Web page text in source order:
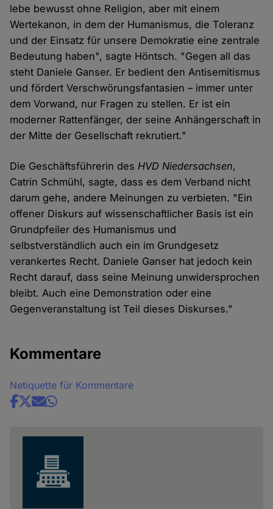
lebe bewusst ohne Religion, aber mit einem
Wertekanon, in dem der Humanismus, die Toleranz
und der Einsatz für unsere Demokratie eine zentrale
Bedeutung haben", sagte Höntsch. "Gegen all das
steht Daniele Ganser. Er bedient den Antisemitismus
und fördert Verschwörungsfantasien – immer unter
dem Vorwand, nur Fragen zu stellen. Er ist ein
moderner Rattenfänger, der seine Anhängerschaft in
der Mitte der Gesellschaft rekrutiert."
Die Geschäftsführerin desHVD Niedersachsen,
Catrin Schmühl, sagte, dass es dem Verband nicht
darum gehe, andere Meinungen zu verbieten. "Ein
offener Diskurs auf wissenschaftlicher Basis ist ein
Grundpfeiler des Humanismus und
selbstverständlich auch ein im Grundgesetz
verankertes Recht. Daniele Ganser hat jedoch kein
Recht darauf, dass seine Meinung unwidersprochen
bleibt. Auch eine Demonstration oder eine
Gegenveranstaltung ist Teil dieses Diskurses."
Kommentare
Netiquette für Kommentare
Share